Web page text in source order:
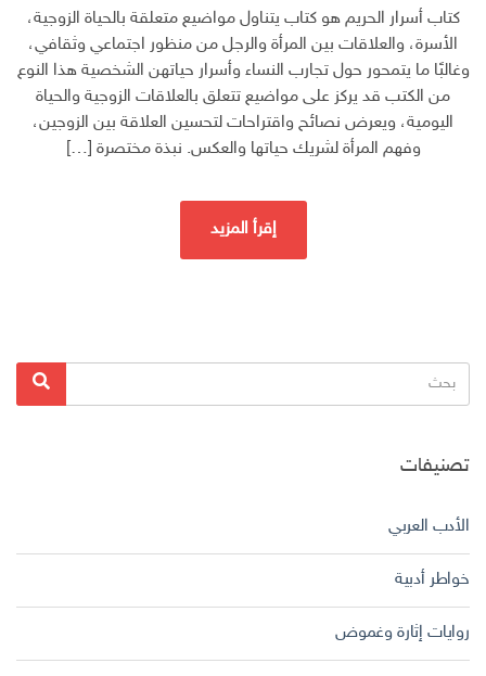
كتاب أسرار الحريم هو كتاب يتناول مواضيع متعلقة بالحياة الزوجية،
الأسرة، والعلاقات بين المرأة والرجل من منظور اجتماعي وثقافي،
وغالبًا ما يتمحور حول تجارب النساء وأسرار حياتهن الشخصية هذا النوع
من الكتب قد يركز على مواضيع تتعلق بالعلاقات الزوجية والحياة
اليومية، ويعرض نصائح واقتراحات لتحسين العلاقة بين الزوجين،
وفهم المرأة لشريك حياتها والعكس. نبذة مختصرة […]
إقرأ المزيد
البحث
عن:
بحث
تصنيفات
الأدب العربي
خواطر أدبية
روايات إثارة وغموض